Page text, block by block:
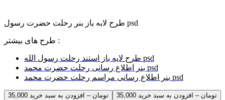
طرح لابه باز بنر رحلت حضرت رسول psd
طرح های بیشتر :
طرح لایه باز استند رحلت رسول الله psd
بنر اطلاع رسانی رحلت حضرت محمد psd
بنر اطلاع رسانی مراسم رحلت حضرت محمد psd
35,000 تومان – افزودن به سبد خرید